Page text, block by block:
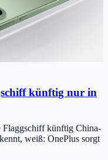
künftig nur in
künftig China-
weiß: OnePlus sorgt